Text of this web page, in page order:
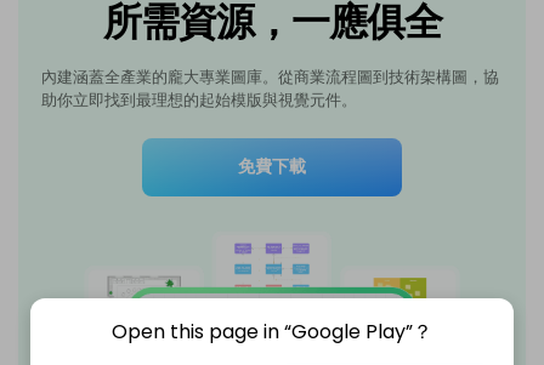
所需資源，一應俱全
內建涵蓋全產業的龐大專業圖庫。從商業流程圖到技術架構圖，協
助你立即找到最理想的起始模版與視覺元件。
免費下載
Open this page in “Google Play”？